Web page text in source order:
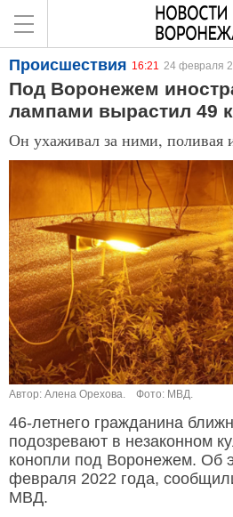
Происшествия 16:21 24 февраля
Под Воронежем
лампами вырастил 49
Он ухаживал за ними, поливая
Автор: Алена Орехова. Фото: МВД.
46-летнего гражданина
подозревают в незаконном
конопли под Воронежем. Об
февраля 2022 года,
МВД.